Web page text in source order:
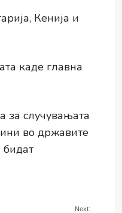
Кенија и
каде главна
за случувањата
во државите
Next: